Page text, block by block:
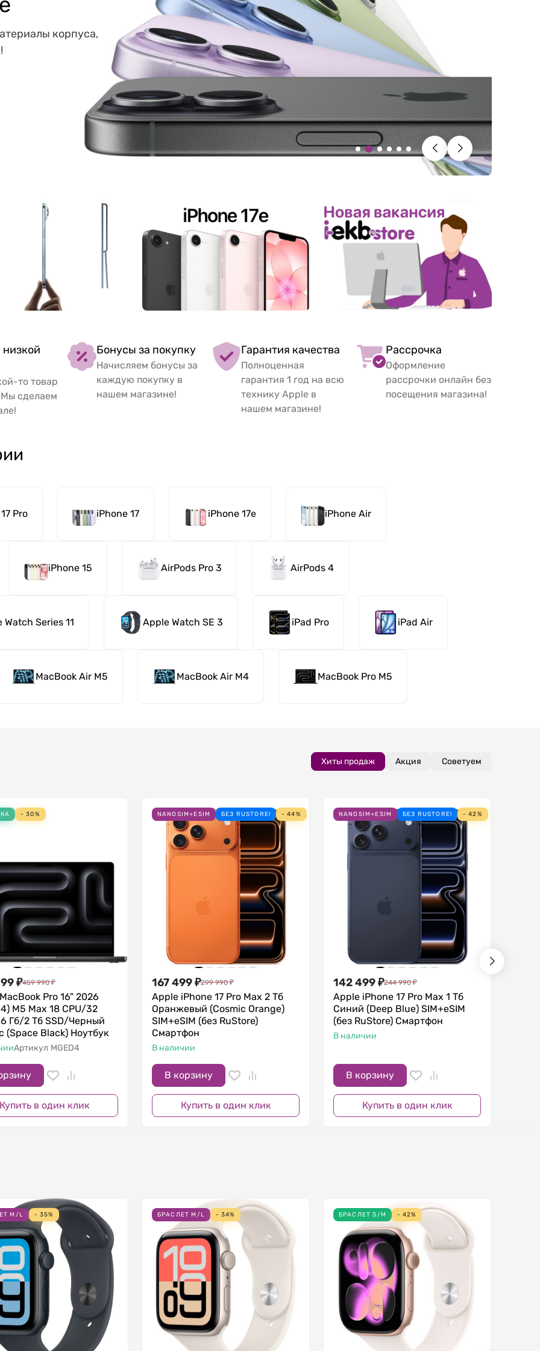
корпуса,
низкой
то товар
сделаем
Бонусы за покупку
Начисляем бонусы за
каждую покупку в
нашем магазине!
Гарантия качества
Полноценная
гарантия 1 год на всю
технику Apple в
нашем магазине!
Рассрочка
Оформление
рассрочки онлайн без
посещения магазина!
Pro iPhone 17 iPhone 17e iPhone Air
iPhone 15 AirPods Pro 3 AirPods 4
Watch Series 11 Apple Watch SE 3 iPad Pro iPad Air
MacBook Air M5 MacBook Air M4 MacBook Pro M5
Хиты продаж Акция Советуем
- 30%
₽459 990 ₽
Pro 16" 2026
M5 Max 18 CPU/32
Гб/2 Тб SSD/Черный
(Space Black) Ноутбук
Артикул MGED4
в один клик
NANOSIM+ESIM БЕЗ RUSTORE! - 44%
167 499₽299 990 ₽
Apple iPhone 17 Pro Max 2 Тб
Оранжевый (Cosmic Orange)
SIM+eSIM (без RuStore)
Смартфон
В наличии
В корзину
Купить в один клик
NANOSIM+ESIM БЕЗ RUSTORE! - 42%
142 499₽244 990 ₽
Apple iPhone 17 Pro Max 1 Тб
Синий (Deep Blue) SIM+eSIM
(без RuStore) Смартфон
В наличии
В корзину
Купить в один клик
M/L - 35% БРАСЛЕТ M/L - 34% БРАСЛЕТ S/M - 42%